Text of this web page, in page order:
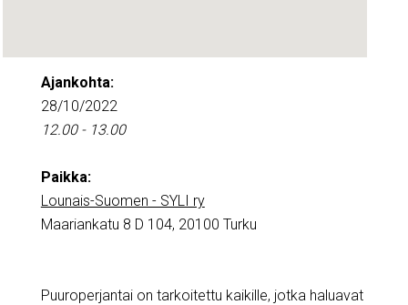
Ajankohta:
28/10/2022
12.00 - 13.00
Paikka:
Lounais-Suomen - SYLI ry
Maariankatu 8 D 104, 20100 Turku
Puuroperjantai on tarkoitettu kaikille, jotka haluavat